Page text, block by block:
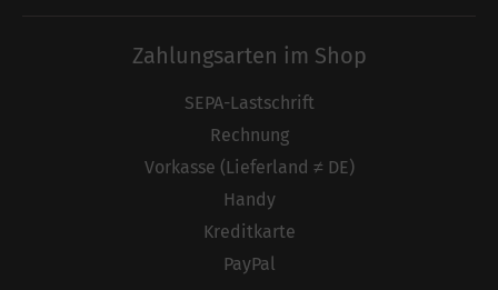
Zahlungsarten im Shop
SEPA-Lastschrift
Rechnung
Vorkasse (Lieferland ≠ DE)
Handy
Kreditkarte
PayPal